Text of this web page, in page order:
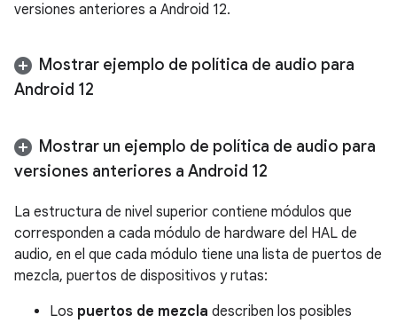
versiones anteriores a Android 12.
Mostrar ejemplo de política de audio para
Android 12
Mostrar un ejemplo de política de audio para
versiones anteriores a Android 12
La estructura de nivel superior contiene módulos que
corresponden a cada módulo de hardware del HAL de
audio, en el que cada módulo tiene una lista de puertos de
mezcla, puertos de dispositivos y rutas:
Los puertos de mezcla describen los posibles